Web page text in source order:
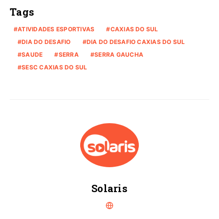
Tags
ATIVIDADES ESPORTIVAS
CAXIAS DO SUL
DIA DO DESAFIO
DIA DO DESAFIO CAXIAS DO SUL
SAUDE
SERRA
SERRA GAUCHA
SESC CAXIAS DO SUL
Solaris